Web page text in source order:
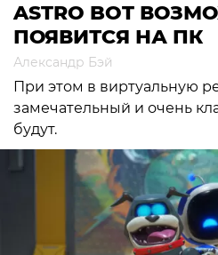
ASTRO BOT
ПОЯВИТСЯ НА ПК
Александр Бэй
При этом в виртуальную
замечательный и очень
будут.